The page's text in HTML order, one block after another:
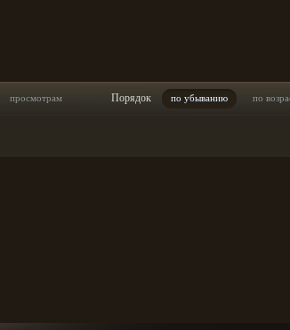
просмотрам Порядок по убыванию по